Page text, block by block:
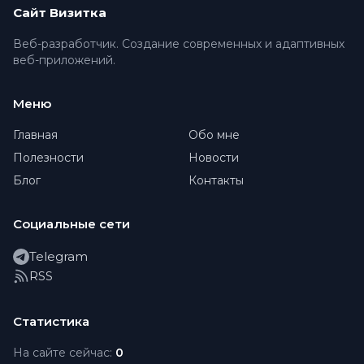
Сайт Визитка
Веб-разработчик. Создание современных и адаптивных
веб-приложений.
Меню
Главная
Обо мне
Полезности
Новости
Блог
Контакты
Социальные сети
Telegram
RSS
Статистика
На сайте сейчас: 0